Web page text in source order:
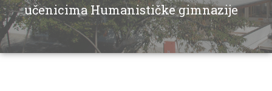
učenicima Humanističke gimnazije